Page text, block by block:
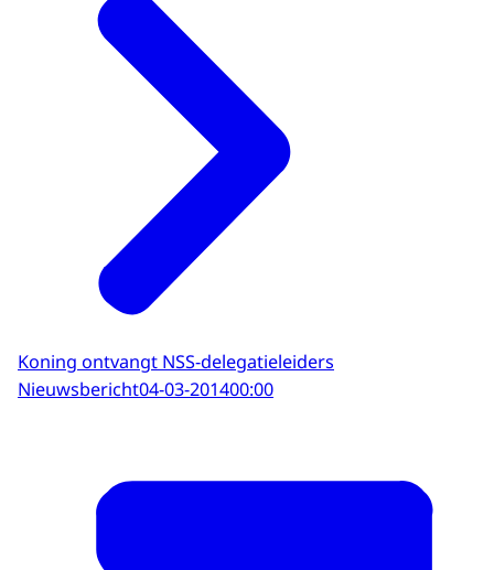
Koning ontvangt NSS-delegatieleiders
Nieuwsbericht04-03-201400:00